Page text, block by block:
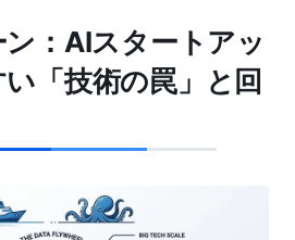
：AIスタートアッ
「技術の罠」と回